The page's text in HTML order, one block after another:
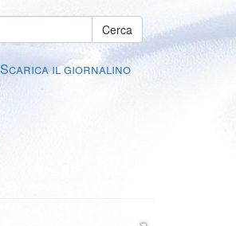
Cerca
Scarica il giornalino